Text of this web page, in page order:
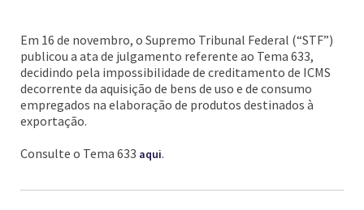
Em 16 de novembro, o Supremo Tribunal Federal (“STF”)
publicou a ata de julgamento referente ao Tema 633,
decidindo pela impossibilidade de creditamento de ICMS
decorrente da aquisição de bens de uso e de consumo
empregados na elaboração de produtos destinados à
exportação.
Consulte o Tema 633 aqui.